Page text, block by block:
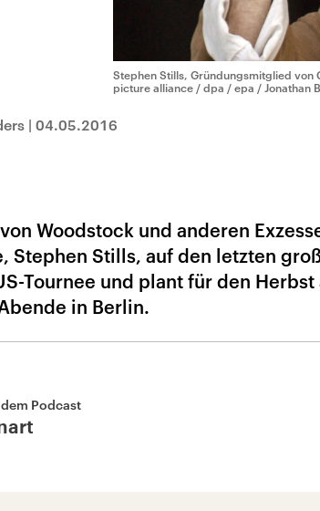
Stephen Stills, Gründungsmitglied von
picture alliance / dpa / epa / Jonathan
| 04.05.2016
Woodstock und anderen
Stephen Stills, auf den letzten
Tournee und plant für den
in Berlin.
Podcast